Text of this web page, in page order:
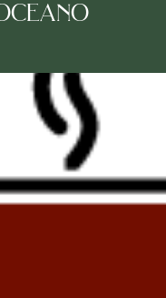
rojo/ Té Rojo con Canela